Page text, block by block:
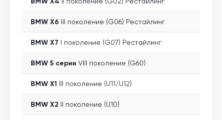
BMW X6 III поколение (G06) Рестайлинг
BMW X7 I поколение (G07) Рестайлинг
BMW 5 серии VIII поколение (G60)
BMW X1 III поколение (U11/U12)
BMW X2 II поколение (U10)